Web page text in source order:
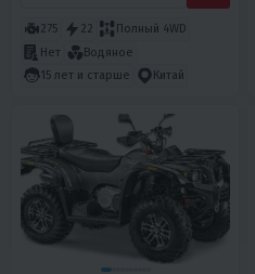
275 22
Полный 4WD
Нет
Водяное
15 лет и старше
Китай